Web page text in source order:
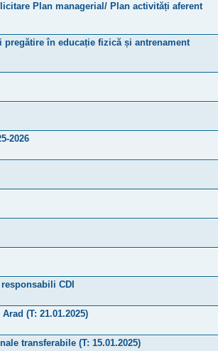
Plan managerial/ Plan activități aferent
pregătire în educație fizică și antrenament
2026
CDI
(T: 21.01.2025)
transferabile (T: 15.01.2025)